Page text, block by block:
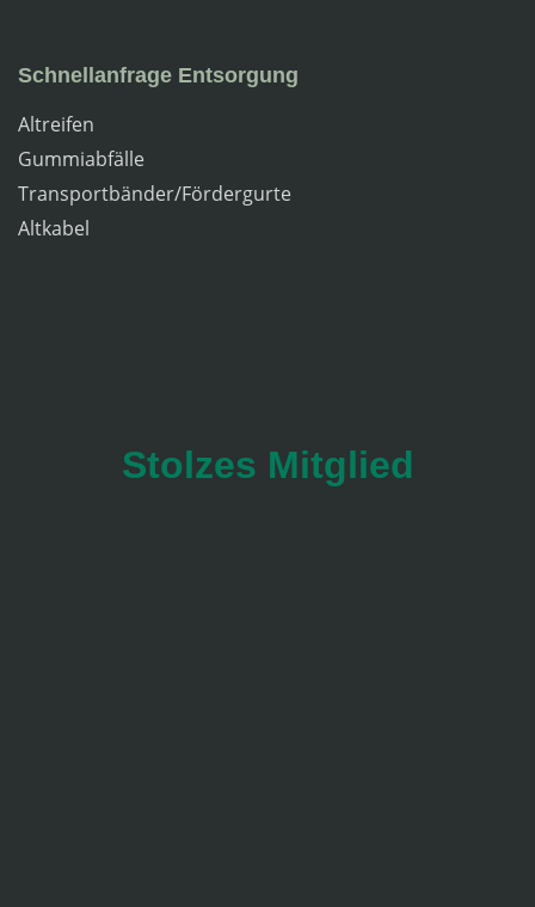
Schnellanfrage Entsorgung
Altreifen
Gummiabfälle
Transportbänder/Fördergurte
Altkabel
Stolzes Mitglied